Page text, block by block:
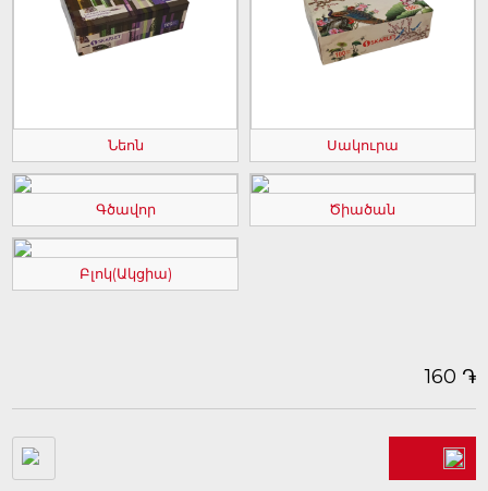
Նեոն Սակուրա
Գծավոր Ծիածան
Բլոկ(Ակցիա)
160 ֏